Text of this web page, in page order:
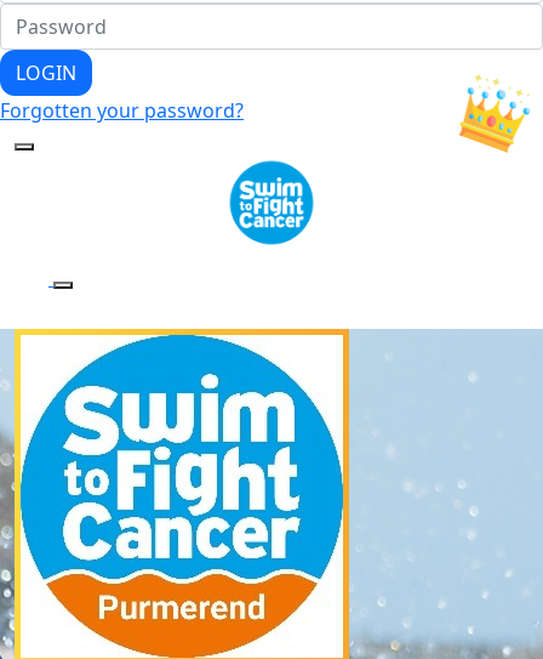
LOGIN
Forgotten your password?